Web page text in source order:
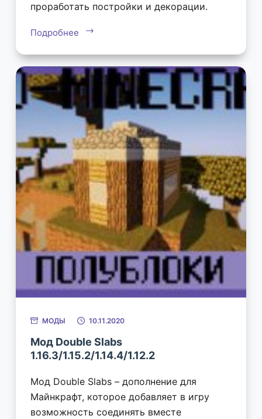
проработать постройки и декорации.
Подробнее
МОДЫ 10.11.2020
Мод Double Slabs
1.16.3/1.15.2/1.14.4/1.12.2
Мод Double Slabs – дополнение для
Майнкрафт, которое добавляет в игру
возможность соединять вместе